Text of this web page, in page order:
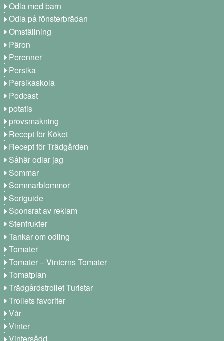
Odla med barn
Odla på fönsterbrädan
Omställning
Päron
Perenner
Persika
Persikaskola
Podcast
potatis
provsmakning
Recept för Köket
Recept för Trädgården
Såhär odlar jag
Sommar
Sommarblommor
Sortguide
Sponsrat av reklam
Stenfrukter
Tankar om odling
Tomater
Tomater – Vinterns Tomater
Tomatplan
Trädgårdstrollet Turistar
Trollets favoriter
Vår
Vinter
Vintersådd